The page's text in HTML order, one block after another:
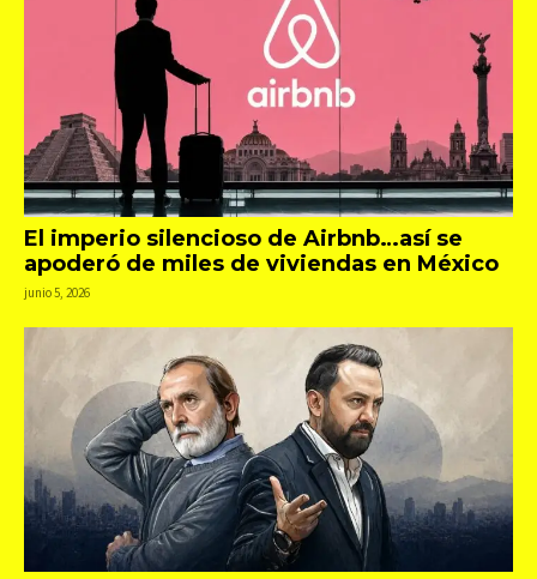
El imperio silencioso de Airbnb…así se
apoderó de miles de viviendas en México
junio 5, 2026